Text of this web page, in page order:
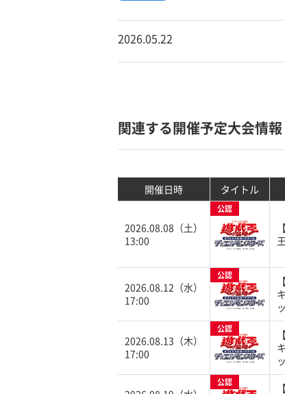
2026.05.22
関連する開催予定大会情報
開催日時 タイトル
2026.08.08（土）
13:00
公認
2026.08.12（水）
17:00
公認
2026.08.13（木）
17:00
公認
公認